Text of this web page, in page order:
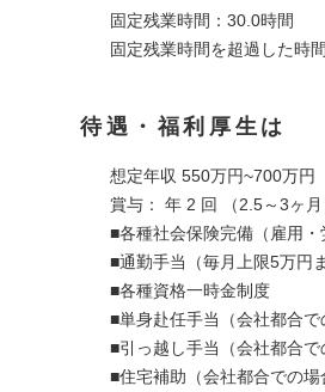
固定残業時間：30.0時間
固定残業時間を超過した時
待遇・福利厚生は
想定年収 550万円~700万円
賞与： 年 2 回 （2.5～3ヶ
■各種社会保険完備（雇用・
■通勤手当（毎月上限5万
■各種資格一時金制度
■単身赴任手当（会社都合で
■引っ越し手当（会社都合で
■住宅補助（会社都合での場